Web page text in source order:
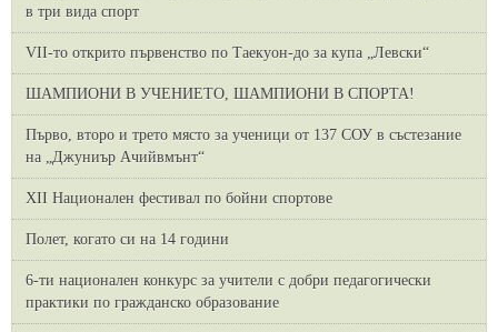
в три вида спорт
VII-то открито първенство по Таекуон-до за купа „Левски“
ШАМПИОНИ В УЧЕНИЕТО, ШАМПИОНИ В СПОРТА!
Първо, второ и трето място за ученици от 137 СОУ в състезание
на „Джуниър Ачийвмънт“
XII Национален фестивал по бойни спортове
Полет, когато си на 14 години
6-ти национален конкурс за учители с добри педагогически
практики по гражданско образование